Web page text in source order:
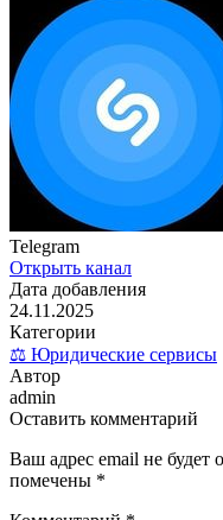
Telegram
Открыть канал
Дата добавления
24.11.2025
Категории
⚖️ Юридические сервисы
Автор
admin
Оставить комментарий
Ваш адрес email не будет
помечены *